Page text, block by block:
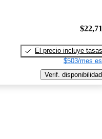
El precio incluye tasas
$503/mes
Verif. disponibilidad